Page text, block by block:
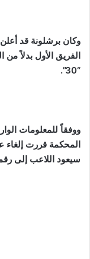
وكان برشلونة قد
“30”.
المحكمة قررت إلغاء
سيعود اللاعب إلى